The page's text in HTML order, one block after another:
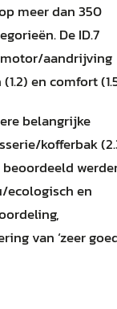
meer dan 350
De ID.7
aandrijving
en comfort
belangrijke
kofferbak
ecologisch en
van ‘zeer